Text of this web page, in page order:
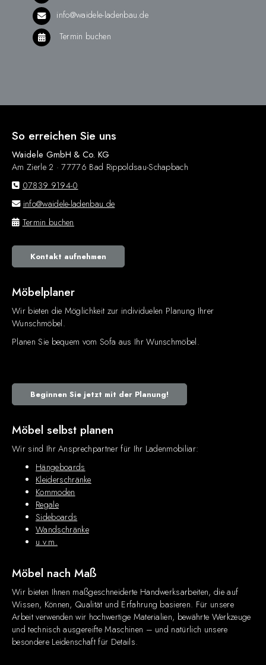
info@waidele-ladenbau.de
Termin buchen
So erreichen Sie uns
Waidele GmbH & Co. KG
Am Zierle 2 · 77776 Bad Rippoldsau-Schapbach
07839 9194-0
info@waidele-ladenbau.de
Termin buchen
Kontakt aufnehmen
Möbelplaner
Wir bieten die Möglichkeit zur individuelen Planung Ihrer
Wunschmöbel.
Planen Sie bequem vom Sofa aus Ihr Wunschmöbel.
Beginnen Sie jetzt mit der Planung!
Möbel selbst planen
Wir sind Ihr Ansprechpartner für Ihr Ladenmobiliar:
Hängeboards
Kleiderschränke
Kommoden
Regale
Sideboards
Wandschränke
u.v.m.
Möbel nach Maß
Wir bieten Ihnen maßgeschneiderte Handwerksarbeiten, die auf
Wissen, Können, Qualität und Erfahrung basieren. Für unsere
Arbeit verwenden wir hochwertige Materialien, bewährte Werkzeuge
und technisch ausgereifte Maschinen – und natürlich unsere
besondere Leidenschaft für Details.